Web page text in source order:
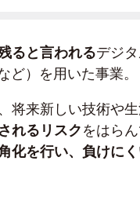
ると言われるデジ
ど）を用いた事業。
将来新しい技術や
れるリスクをはら
化を行い、負けに